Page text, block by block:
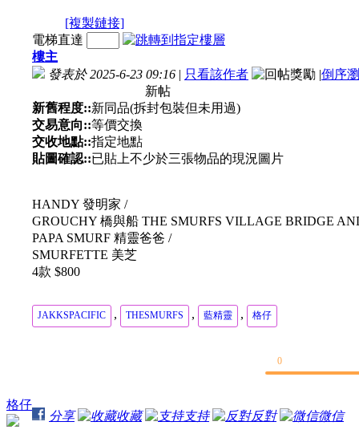
[複製鏈接]
格仔
電梯直達
樓主
發表於 2025-6-23 09:16 | 只看該作者 |倒序
新帖
新舊程度::新同品(拆封包裝但未用過)
交易意向::等價交換
交收地點::指定地點
貼圖確認::已貼上不少於三張物品的現況圖片
HANDY 發明家 /
GROUCHY 橋與船 THE SMURFS VILLAGE BRIDGE
PAPA SMURF 精靈爸爸 /
SMURFETTE 美芝
4款 $800
JAKKSPACIFIC , THESMURFS , 藍精靈 , 格仔
0
分享 收藏 支持 反對 微信